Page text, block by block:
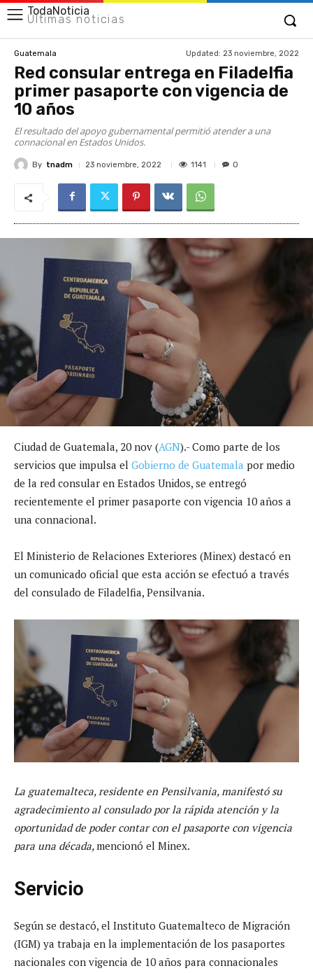
TodaNoticia
Últimas noticias
Guatemala Updated: 23 noviembre, 2022
Red consular entrega en Filadelfia
primer pasaporte con vigencia de
10 años
El resultado del apoyo gubernamental permitió atender a una
connacional en Estados Unidos.
By tnadm 23 noviembre, 2022 1141 0
Ciudad de Guatemala, 20 nov (AGN).- Como parte de los
servicios que impulsa el Gobierno de Guatemala por medio
de la red consular en Estados Unidos, se entregó
recientemente el primer pasaporte con vigencia 10 años a
una connacional.
El Ministerio de Relaciones Exteriores (Minex) destacó en
un comunicado oficial que esta acción se efectuó a través
del consulado de Filadelfia, Pensilvania.
La guatemalteca, residente en Pensilvania, manifestó su
agradecimiento al consulado por la rápida atención y la
oportunidad de poder contar con el pasaporte con vigencia
para una década,mencionó el Minex.
Servicio
Según se destacó, el Instituto Guatemalteco de Migración
(IGM) ya trabaja en la implementación de los pasaportes
nacionales con vigencia de 10 años para connacionales